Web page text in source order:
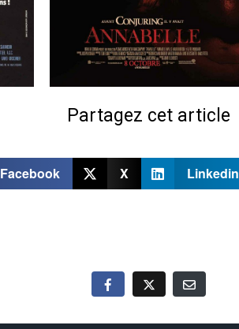
Partagez cet article
Facebook X Linkedin